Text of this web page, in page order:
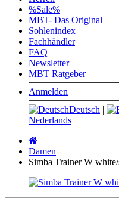
%Sale%
MBT- Das Original
Sohlenindex
Fachhändler
FAQ
Newsletter
MBT Ratgeber
Anmelden
Deutsch |
Nederlands
Damen
Simba Trainer W